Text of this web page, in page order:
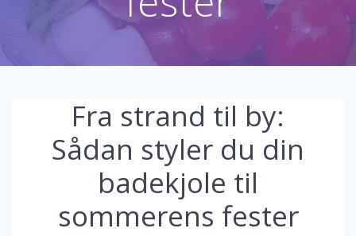
Fra strand til by:
Sådan styler du din
badekjole til
sommerens fester